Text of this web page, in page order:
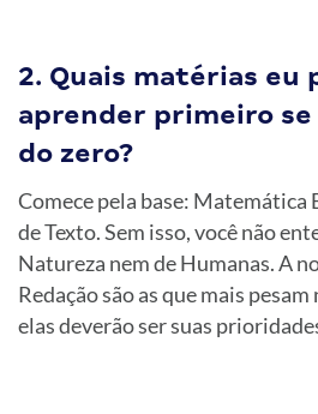
2. Quais matérias eu
aprender primeiro
do zero?
Comece pela base: Matemática
de Texto. Sem isso, você não
Natureza nem de Humanas. A
Redação são as que mais
elas deverão ser suas